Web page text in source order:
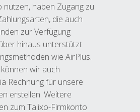
nutzen, haben Zugang zu
die auch
zur Verfügung
hinaus unterstützt
wie AirPlus.
wir auch
Rechnung für unsere
erstellen. Weitere
zum Talixo-Firmkonto